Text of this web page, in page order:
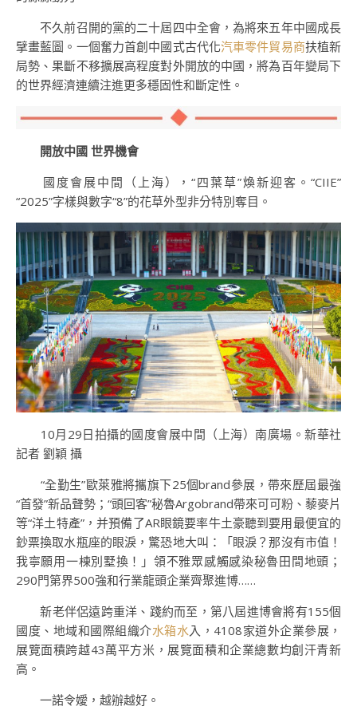
不久前召開的黨的二十屆四中全會，為將來五年中國成長
擘畫藍圖。一個奮力首創中國式古代化汽車零件貿易商扶植新
局勢、果斷不移擴展高程度對外開放的中國，將為百年變局下
的世界經濟連續注進更多穩固性和斷定性。
開放中國 世界機會
國度會展中間（上海），“四葉草”煥新迎客。“CIIE”
“2025”字樣與數字“8”的花草外型非分特別奪目。
10月29日拍攝的國度會展中間（上海）南廣場。新華社
記者 劉穎 攝
“全勤生”歐萊雅將攜旗下25個brand參展，帶來歷屆最強
“首發”新品聲勢；“頭回客”秘魯Argobrand帶來可可粉、藜麥片
等“洋土特產”，并預備了AR眼鏡要率牛土豪聽到要用最便宜的
鈔票換取水瓶座的眼淚，驚恐地大叫：「眼淚？那沒有市值！
我寧願用一棟別墅換！」領不雅眾感觸感染秘魯田間地頭；
290門第界500強和行業龍頭企業齊聚進博……
新老伴侶遠跨重洋、踐約而至，第八屆進博會將有155個
國度、地域和國際組織介水箱水 入，4108家道外企業參展，
展覽面積跨越43萬平方米，展覽面積和企業總數均創汗青新
高。
一諾令嬡，越辦越好。